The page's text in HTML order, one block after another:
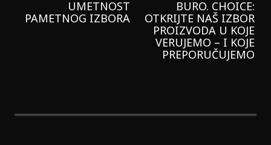
GARNIER KREMU I
NIKADA NIŠTA
LAGANIJE NISAM
KORISTILA